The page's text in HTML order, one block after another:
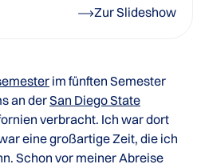
Zur Slideshow
im fünften Semester
an derSan Diego State
verbracht. Ich war dort
eine großartige Zeit, die ich
Schon vor meiner Abreise